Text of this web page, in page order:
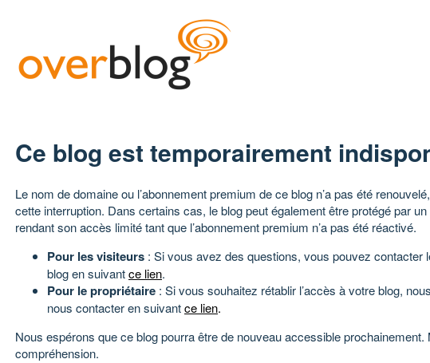
Ce blog est temporairement
Le nom de domaine ou l’abonnement premium de ce blog n’a pas été
cette interruption. Dans certains cas, le blog peut également être protégé par
rendant son accès limité tant que l’abonnement premium n’a pas été réactivé.
Pour les visiteurs : Si vous avez des questions, vous pouvez contacter
blog en suivantce lien.
Pour le propriétaire : Si vous souhaitez rétablir l’accès à votre blog,
nous contacter en suivantce lien.
Nous espérons que ce blog pourra être de nouveau accessible prochainement.
compréhension.